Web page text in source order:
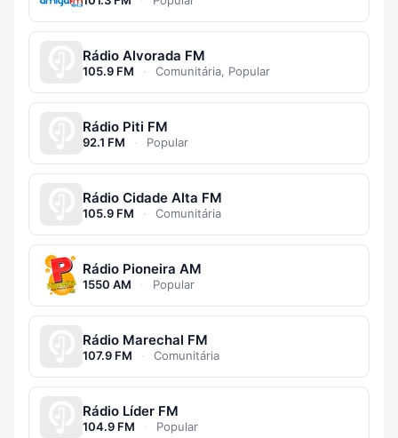
Rádio Alvorada FM
105.9 FM · Comunitária, Popular
Rádio Piti FM
92.1 FM · Popular
Rádio Cidade Alta FM
105.9 FM · Comunitária
Rádio Pioneira AM
1550 AM · Popular
Rádio Marechal FM
107.9 FM · Comunitária
Rádio Líder FM
104.9 FM · Popular